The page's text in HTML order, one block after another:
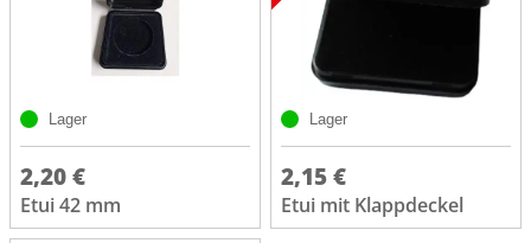
Lager
2,20 €
Etui 42 mm
Lager
2,15 €
Etui mit Klappdeckel